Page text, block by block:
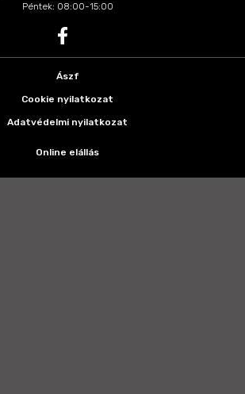
Péntek: 08:00-15:00
Ászf
Cookie nyilatkozat
Adatvédelmi nyilatkozat
Online elállás